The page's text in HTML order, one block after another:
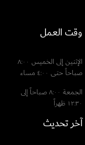
وقت العمل
الإثنين إلى الخميس ٨:٠٠
صباحاً حتى ٤:٠٠ مساء
الجمعة ٨:٠٠ صباحاً إلى
١٢:٣٠ ظهراً
آخر تحديث